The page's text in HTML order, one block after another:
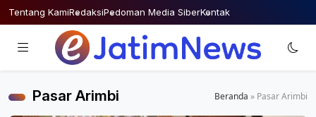
Skip
to
Tentang KamiRedaksiPedoman Media SiberKontak
Pasar Arimbi Beranda » Pasar Arimbi